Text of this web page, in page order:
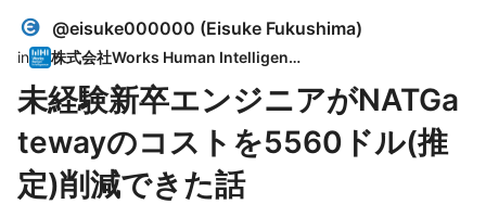
@eisuke000000 (Eisuke Fukushima)
in 株式会社Works Human Intelligence
未経験新卒エンジニアがNATGa
tewayのコストを5560ドル(推
定)削減できた話